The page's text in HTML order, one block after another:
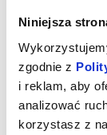
Niniejsza
zgodnie z
i reklam, aby
analizować
korzystasz z